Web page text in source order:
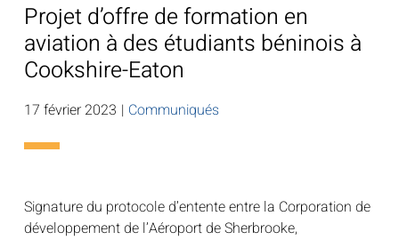
Projet d’offre de formation en
aviation à des étudiants béninois à
Cookshire-Eaton
17 février 2023 | Communiqués
Signature du protocole d’entente entre la Corporation de
développement de l’Aéroport de Sherbrooke,